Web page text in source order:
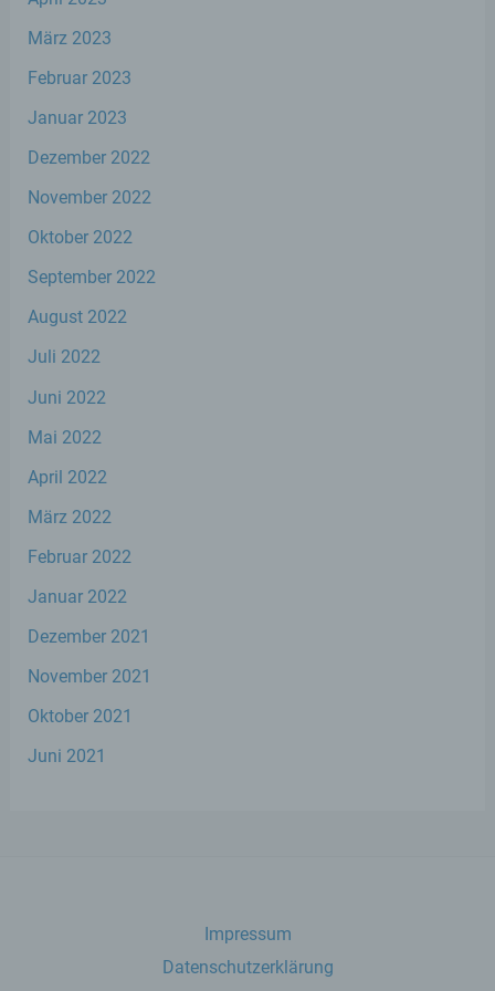
März 2023
Februar 2023
Januar 2023
Dezember 2022
November 2022
Oktober 2022
September 2022
August 2022
Juli 2022
Juni 2022
Mai 2022
April 2022
März 2022
Februar 2022
Januar 2022
Dezember 2021
November 2021
Oktober 2021
Juni 2021
Impressum
Datenschutzerklärung
Verarbeitung Verantwortlichen verarbeitet
werden.
Verarbeitung ist jeder mit oder ohne Hilfe
Vorgang oder jede solche Vorgangsreihe im
Daten wie das Erheben, das Erfassen, die
die Anpassung oder Veränderung, das
die Offenlegung durch Übermittlung,
Verknüpfung, die Einschränkung, das
Löschen oder die Vernichtung.
d) Einschränkung der Verarbeitung
Markierung gespeicherter
ihre künftige Verarbeitung einzuschränken.
e) Profiling
Profiling ist jede Art der automatisierten
Verarbeitung personenbezogener Daten,
die darin besteht, dass diese
Zuverlässigkeit, Verhalten, Aufenthaltsort
oder Ortswechsel dieser natürlichen Person
zu analysieren oder vorherzusagen.